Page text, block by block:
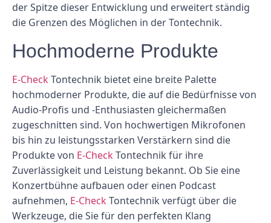
der Spitze dieser Entwicklung und erweitert ständig
die Grenzen des Möglichen in der Tontechnik.
Hochmoderne Produkte
E-CheckTontechnik bietet eine breite Palette
hochmoderner Produkte, die auf die Bedürfnisse von
Audio-Profis und -Enthusiasten gleichermaßen
zugeschnitten sind. Von hochwertigen Mikrofonen
bis hin zu leistungsstarken Verstärkern sind die
Produkte von E-CheckTontechnik für ihre
Zuverlässigkeit und Leistung bekannt. Ob Sie eine
Konzertbühne aufbauen oder einen Podcast
aufnehmen, E-CheckTontechnik verfügt über die
Werkzeuge, die Sie für den perfekten Klang